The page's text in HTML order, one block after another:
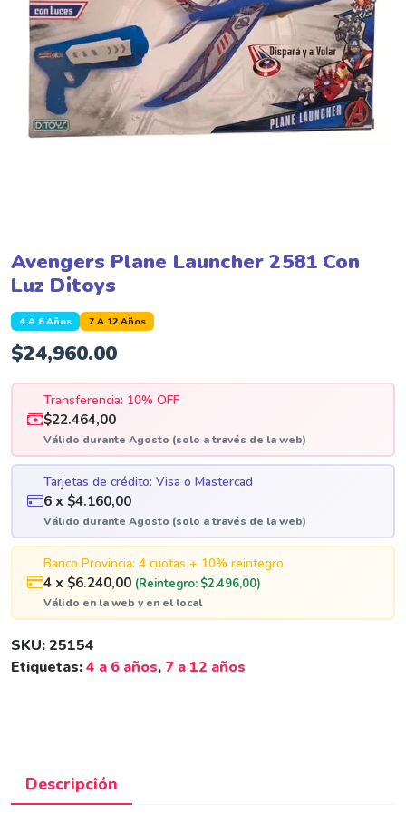
Avengers Plane Launcher 2581 Con
Luz Ditoys
4 A 6 Años 7 A 12 Años
$24,960.00
Transferencia: 10% OFF
$22.464,00
Válido durante Agosto (solo a través de la web)
Tarjetas de crédito: Visa o Mastercad
6 x $4.160,00
Válido durante Agosto (solo a través de la web)
Banco Provincia: 4 cuotas + 10% reintegro
4 x $6.240,00 (Reintegro: $2.496,00)
Válido en la web y en el local
SKU: 25154
Etiquetas:4 a 6 años, 7 a 12 años
Descripción